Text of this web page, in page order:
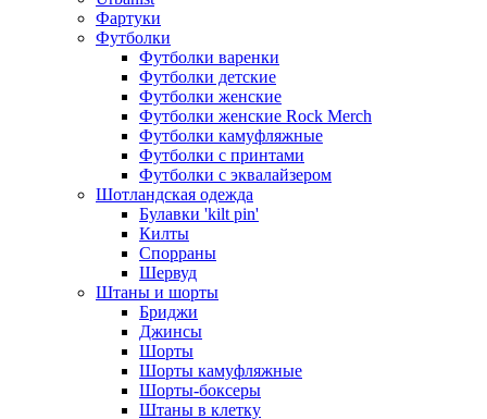
Фартуки
Футболки
Футболки варенки
Футболки детские
Футболки женские
Футболки женские Rock Merch
Футболки камуфляжные
Футболки с принтами
Футболки с эквалайзером
Шотландская одежда
Булавки 'kilt pin'
Килты
Спорраны
Шервуд
Штаны и шорты
Бриджи
Джинсы
Шорты
Шорты камуфляжные
Шорты-боксеры
Штаны в клетку